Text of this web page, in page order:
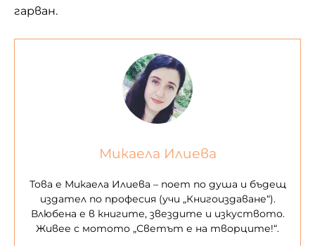
гарван.
Микаела Илиева
Това е Микаела Илиева – поет по душа и бъдещ
издател по професия (учи „Книгоиздаване“).
Влюбена е в книгите, звездите и изкуството.
Живее с мотото „Светът е на творците!“.